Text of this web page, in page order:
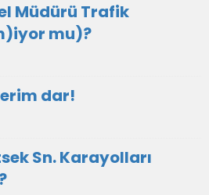
Müdürü Trafik
mu)?
dar!
Sn. Karayolları